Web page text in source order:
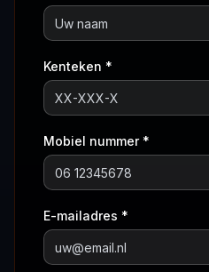
Kenteken *
Mobiel nummer *
E-mailadres *